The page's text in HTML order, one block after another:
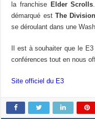
la franchise Elder Scrolls
démarqué est The
se déroulant dans une
Il est à souhaiter que le
conférences tout en nous
Site officiel du E3